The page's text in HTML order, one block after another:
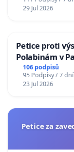
29 Jul 2026
Petice proti
Polabinám v
106 podpisů
95 Podpisy / 7 dní
23 Jul 2026
Petice za